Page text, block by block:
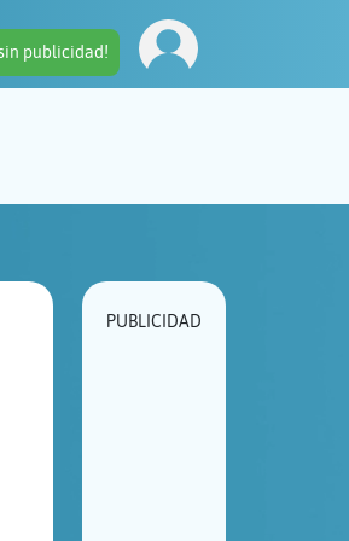
publicidad!
PUBLICIDAD